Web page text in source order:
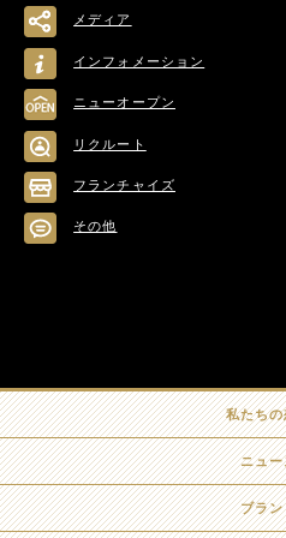
メディア
インフォメーション
ニューオープン
リクルート
フランチャイズ
その他
私たち
ニュー
ブラン